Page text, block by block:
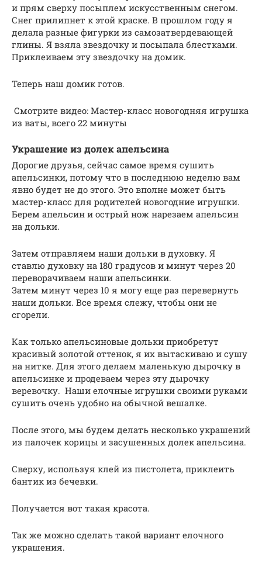
и прям сверху посыплем искусственным снегом.
Снег прилипнет к этой краске. В прошлом году я
делала разные фигурки из самозатвердевающей
глины. Я взяла звездочку и посыпала блестками.
Приклеиваем эту звездочку на домик.
Теперь наш домик готов.
Смотрите видео: Мастер-класс новогодняя игрушка
из ваты, всего 22 минуты
Украшение из долек апельсина
Дорогие друзья, сейчас самое время сушить
апельсинки, потому что в последнюю неделю вам
явно будет не до этого. Это вполне может быть
мастер-класс для родителей новогодние игрушки.
Берем апельсин и острый нож нарезаем апельсин
на дольки.
Затем отправляем наши дольки в духовку. Я
ставлю духовку на 180 градусов и минут через 20
переворачиваем наши апельсинки.
Затем минут через 10 я могу еще раз перевернуть
наши дольки. Все время слежу, чтобы они не
сгорели.
Как только апельсиновые дольки приобретут
красивый золотой оттенок, я их вытаскиваю и сушу
на нитке. Для этого делаем маленькую дырочку в
апельсинке и продеваем через эту дырочку
веревочку. Наши елочные игрушки своими руками
сушить очень удобно на обычной вешалке.
После этого, мы будем делать несколько украшений
из палочек корицы и засушенных долек апельсина.
Сверху, используя клей из пистолета, приклеить
бантик из бечевки.
Получается вот такая красота.
Так же можно сделать такой вариант елочного
украшения.